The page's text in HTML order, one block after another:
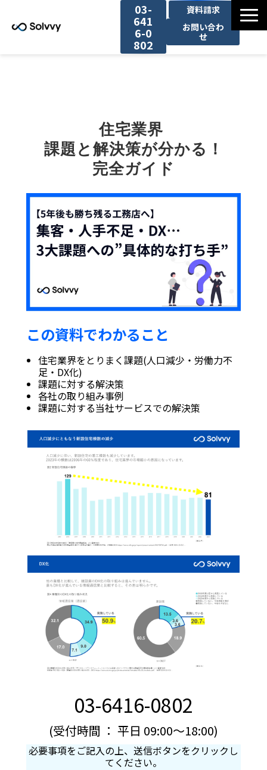
03-
641
6-0
802
資料請求
お問い合わ
せ
お役立ち情報
住宅業界
課題と解決策が分かる！
完全ガイド
この資料でわかること
住宅業界をとりまく課題(人口減少・労働力不
足・DX化)
課題に対する解決策
各社の取り組み事例
課題に対する当社サービスでの解決策
03-6416-0802
(受付時間 ： 平日 09:00～18:00)
必要事項をご記入の上、送信ボタンをクリックし
てください。